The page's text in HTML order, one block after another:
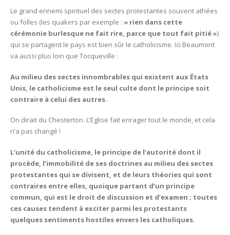
Le grand ennemi spirituel des sectes protestantes souvent athées
ou folles (les quakers par exemple : « rien dans cette
cérémonie burlesque ne fait rire, parce que tout fait pitié »)
qui se partagent le pays est bien sûr le catholicisme. Ici Beaumont
va aussi plus loin que Tocqueville :
Au milieu des sectes innombrables qui existent aux États
Unis, le catholicisme est le seul culte dont le principe soit
contraire à celui des autres.
On dirait du Chesterton. L’Eglise fait enrager tout le monde, et cela
n’a pas changé !
L’unité du catholicisme, le principe de l’autorité dont il
procède, l’immobilité de ses doctrines au milieu des sectes
protestantes qui se divisent, et de leurs théories qui sont
contraires entre elles, quoique partant d’un principe
commun, qui est le droit de discussion et d’examen ; toutes
ces causes tendent à exciter parmi les protestants
quelques sentiments hostiles envers les catholiques.